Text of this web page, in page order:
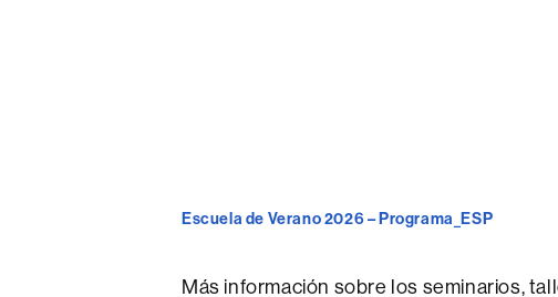
Escuela de Verano 2026 – Programa_ESP
Más información sobre los seminarios,